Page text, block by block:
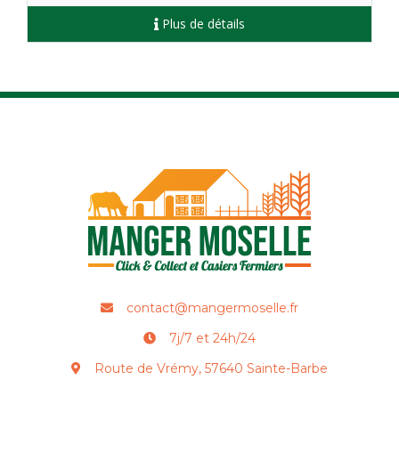
Plus de détails
contact@mangermoselle.fr
7j/7 et 24h/24
Route de Vrémy, 57640 Sainte-Barbe